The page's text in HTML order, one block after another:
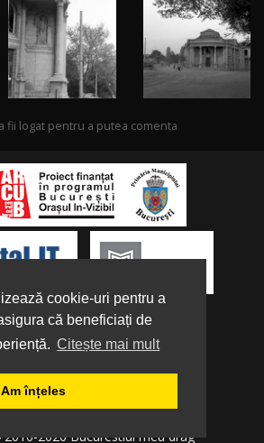
cookie-uri pentru a
că beneficiați de
Citește mai mult
Am înțeles
fii logat pentru a putea comenta
noi | Parteneri
| Termeni și condiții | Tutorial
2016-2026 Bucurestiul meu drag